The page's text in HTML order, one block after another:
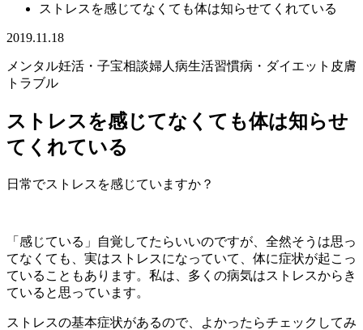
ストレスを感じてなくても体は知らせてくれている
2019.11.18
メンタル妊活・子宝相談婦人病生活習慣病・ダイエット 皮膚
トラブル
ストレスを感じてなくても体は知らせ
てくれている
日常でストレスを感じていますか？
「感じている」自覚してたらいいのですが、全然そうは思っ
てなくても、実はストレスになっていて、体に症状が起こっ
ていることもあります。私は、多くの病気はストレスからき
ていると思っています。
ストレスの基本症状があるので、よかったらチェックしてみ